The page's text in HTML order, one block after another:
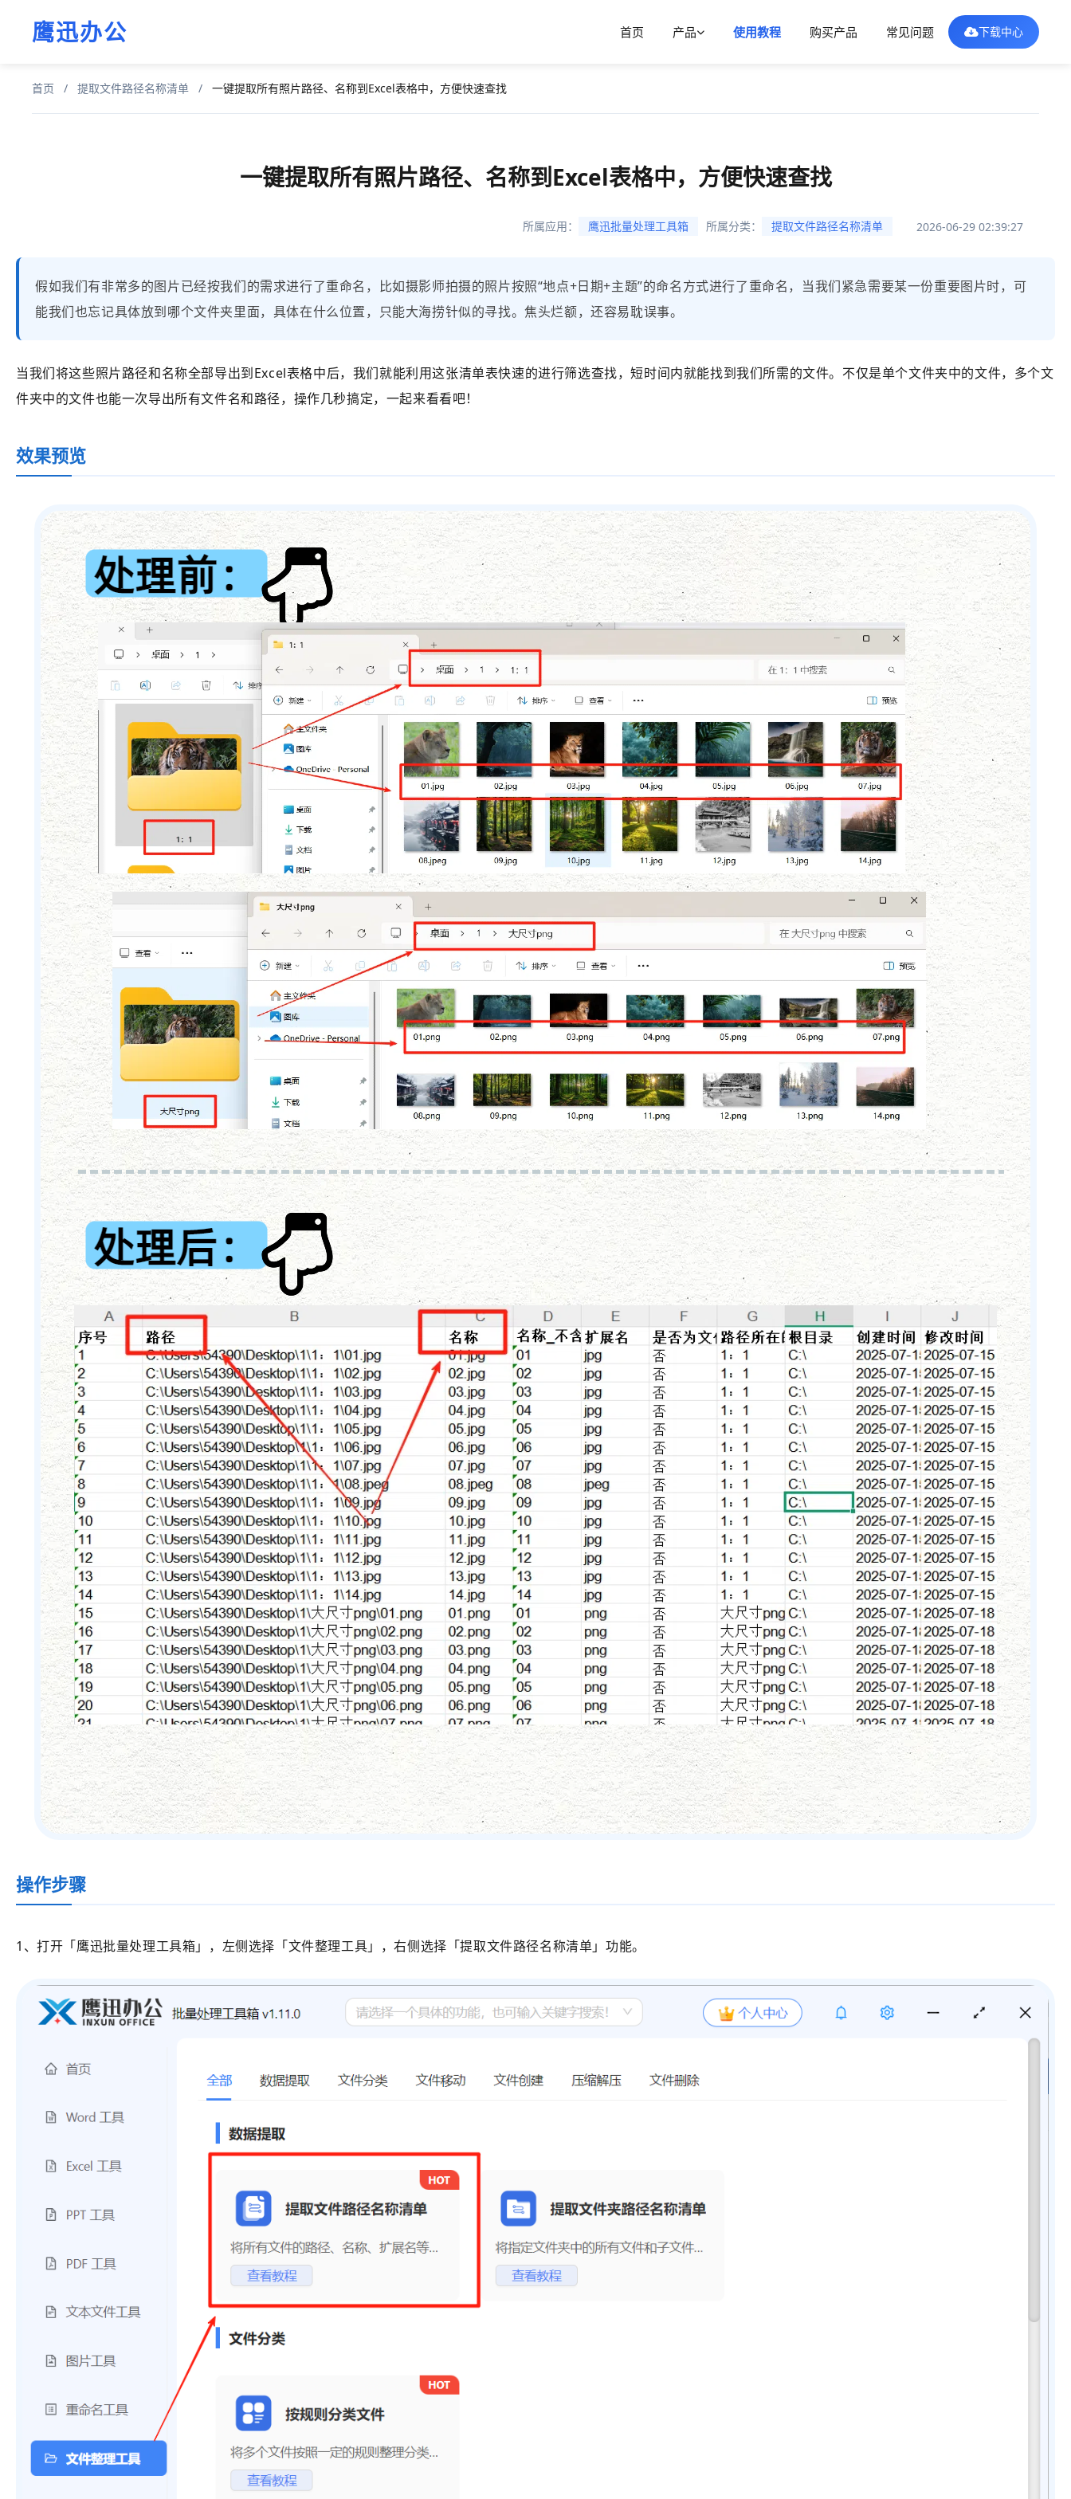
鹰迅办公 首页 产品 使用教程 购买产品 常见问题 下载中心
首页 / 提取文件路径名称清单 / 一键提取所有照片路径、名称到Excel表格中，方便快速查找
一键提取所有照片路径、名称到Excel表格中，方便快速查找
所属应用： 鹰迅批量处理工具箱 所属分类： 提取文件路径名称清单 2026-06-29 02:39:27
假如我们有非常多的图片已经按我们的需求进行了重命名，比如摄影师拍摄的照片按照“地点+日期+主题”的命名方式进行了重命名，当我们紧急需要某一份重要图片时，可
能我们也忘记具体放到哪个文件夹里面，具体在什么位置，只能大海捞针似的寻找。焦头烂额，还容易耽误事。
当我们将这些照片路径和名称全部导出到Excel表格中后，我们就能利用这张清单表快速的进行筛选查找，短时间内就能找到我们所需的文件。不仅是单个文件夹中的文件，多个文
件夹中的文件也能一次导出所有文件名和路径，操作几秒搞定，一起来看看吧！
效果预览
操作步骤
1、打开 「鹰迅批量处理工具箱」 ，左侧选择 「文件整理工具」 ，右侧选择 「提取文件路径名称清单」功能。